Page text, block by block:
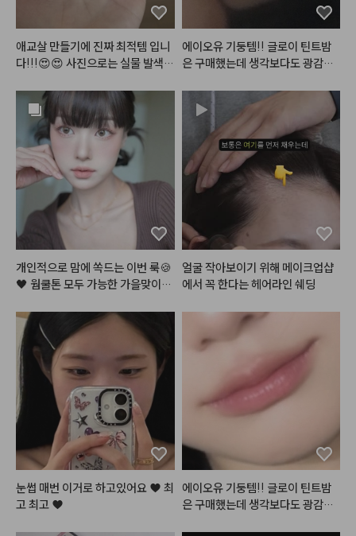
애교살 만들기에 진짜 최적템 입니
다!!!😍😍 사진으로는 실물 발색이
라펄+핑크펄 섞여서 진짜 영롱하
게 반짝거리구요.✨️ 음영컬러도 진
짜 딱 그림자컬러에요. 쿨핑크 베이
스컬러도 예쁘고, 저 하얀게 크림컨
실러 였더라구요~ 제형도 딱 적당
하고 발색력도 좋고 주름에 끼이지
도 않아요. 팔레트가 예상했던대로
엄청난 초미니 사이즈이긴 한데,
다 쓰면 재구매의사 매우 있습니
다❣️❣️
에이오유 기둥템!! 글로이 틴트밤
은 구매했는데 생각보다도 광감이
템으로 구매했는데 진짜 여름에 너
무 찰떡임🩷😁
개인적으로 맘에 쏙드는 이번 룩🍪
🖤 웜쿨톤 모두 가능한 가을맞이,,
메이크업 이름 지어주세요!😉
여러분이 궁금해해주신 알리에서
산 렌즈에, 진짜 너어어무 특별하
고 예쁜 레이어드 목걸이, 이 갈색
가디건은 그만입고 싶었는데ㅋㅋ
ㅋ 젤 찰떡이라 삼일째 입었어요ㅎ
그리고 해보고싶던 헤어까지! 영상
곧 들고올게요🫶🏻🤎
#메이크업 #화장품정보#make
up
얼굴 작아보이기 위해 메이크업샵
에서 꼭 한다는 헤어라인 쉐딩
눈썹 매번 이거로 하고있어요 ♥ 최
고 최고 ♥
에이오유 기둥템!! 글로이 틴트밤
은 구매했는데 생각보다도 광감이